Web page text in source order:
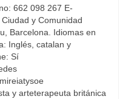
662 098 267 E-
y Comunidad
Barcelona. Idiomas en
Inglés, catalan y
Sí
y arteterapeuta británica